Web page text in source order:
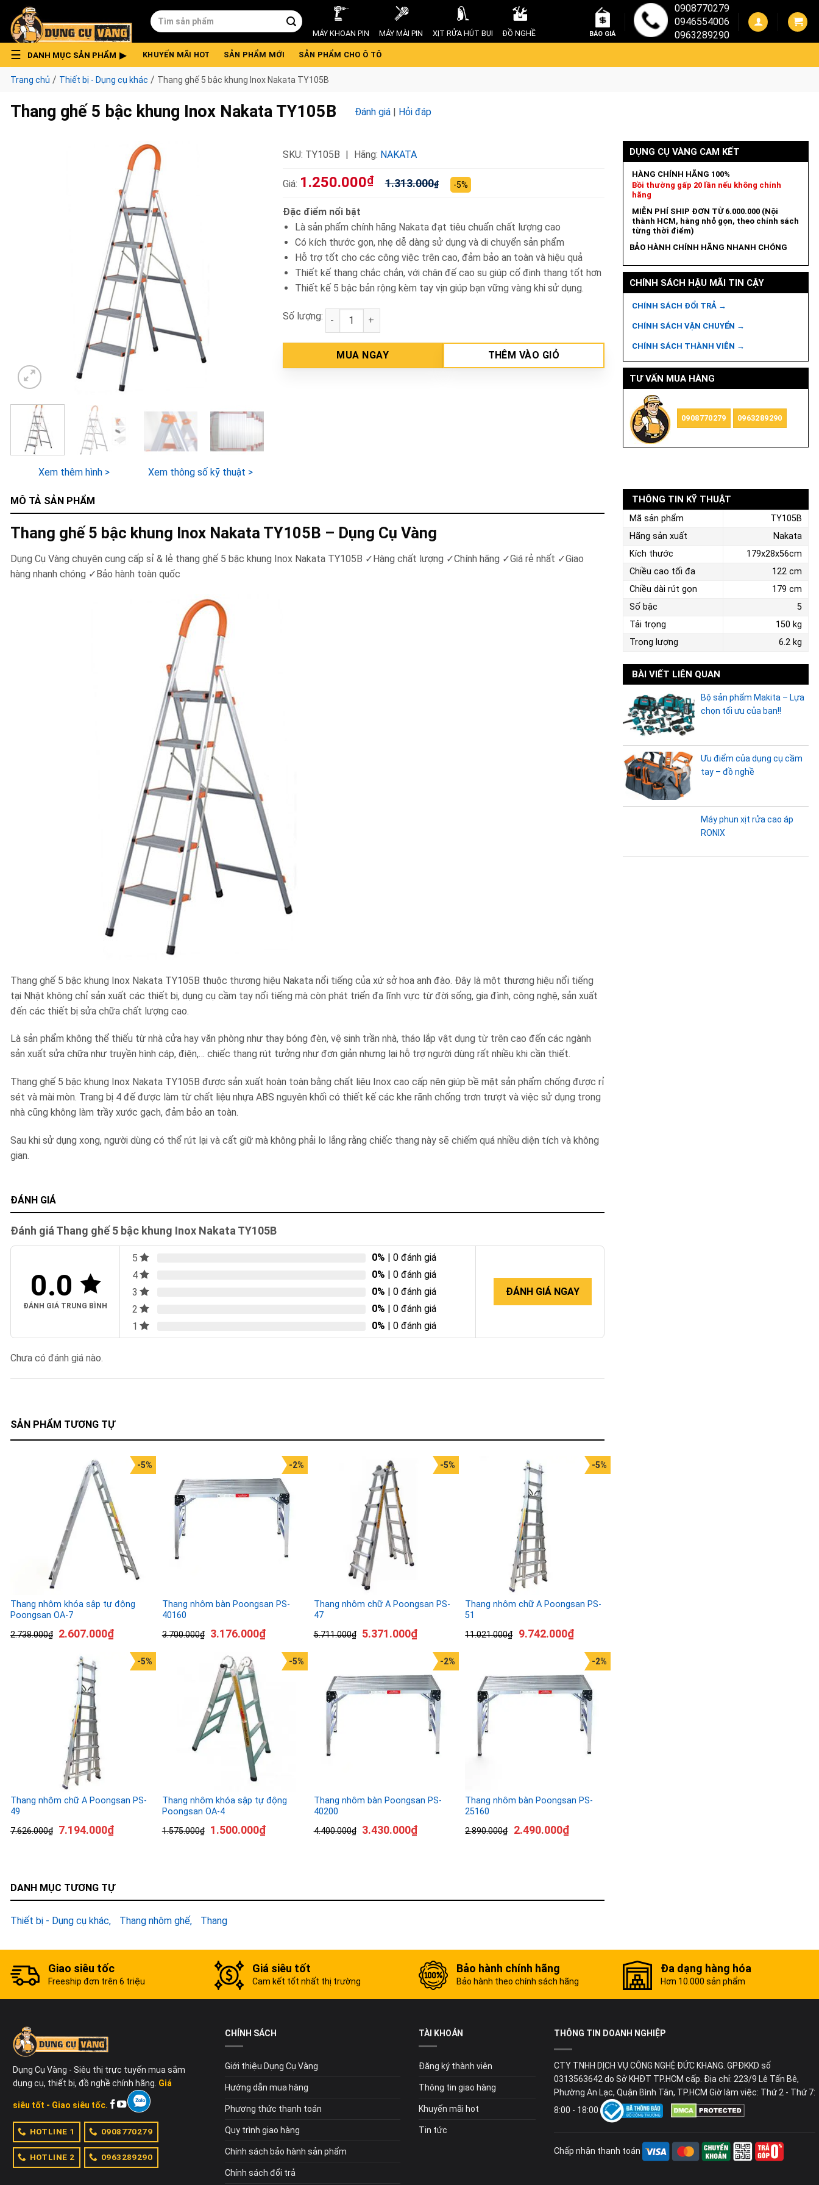
content
Tìm
kiếm:
MÁY KHOAN PIN MÁY MÀI PIN XỊT RỬA HÚT BỤI ĐỒ NGHỀ BÁO GIÁ
0908770279
0946554006
0963289290
DANH MỤC SẢN PHẨM KHUYẾN MÃI HOT SẢN PHẨM MỚI SẢN PHẨM CHO Ô TÔ
Trang chủ / Thiết bị - Dụng cụ khác / Thang ghế 5 bậc khung Inox Nakata TY105B
Thang ghế 5 bậc khung Inox Nakata TY105B Đánh giá | Hỏi đáp
Xem thêm hình > Xem thông số kỹ thuật >
SKU: TY105B Hãng: NAKATA
Giá: 1.250.000₫ 1.313.000₫ -5%
Đặc điểm nổi bật
Là sản phẩm chính hãng Nakata đạt tiêu chuẩn chất lượng cao
Có kích thước gọn, nhẹ dễ dàng sử dụng và di chuyển sản phẩm
Hỗ trợ tốt cho các công việc trên cao, đảm bảo an toàn và hiệu quả
Thiết kế thang chắc chắn, với chân đế cao su giúp cố định thang tốt hơn
Thiết kế 5 bậc bản rộng kèm tay vịn giúp bạn vững vàng khi sử dụng.
Số lượng: Thang ghế 5 bậc khung Inox Nakata TY105B số lượng
MUA NGAY THÊM VÀO GIỎ
DỤNG CỤ VÀNG CAM KẾT
HÀNG CHÍNH HÃNG 100%
Bồi thường gấp 20 lần nếu không chính
hãng
MIỄN PHÍ SHIP ĐƠN TỪ 6.000.000 (Nội
thành HCM, hàng nhỏ gọn, theo chính sách
từng thời điểm)
BẢO HÀNH CHÍNH HÃNG NHANH CHÓNG
CHÍNH SÁCH HẬU MÃI TIN CẬY
CHÍNH SÁCH ĐỔI TRẢ →
CHÍNH SÁCH VẬN CHUYỂN →
CHÍNH SÁCH THÀNH VIÊN →
TƯ VẤN MUA HÀNG
0908770279 0963289290
MÔ TẢ SẢN PHẨM
Thang ghế 5 bậc khung Inox Nakata TY105B – Dụng Cụ Vàng
Dụng Cụ Vàng chuyên cung cấp sỉ & lẻ thang ghế 5 bậc khung Inox Nakata TY105B ✓Hàng chất lượng ✓Chính hãng ✓Giá rẻ nhất ✓Giao
hàng nhanh chóng ✓Bảo hành toàn quốc
Thang ghế 5 bậc khung Inox Nakata TY105B thuộc thương hiệu Nakata nổi tiếng của xứ sở hoa anh đào. Đây là một thương hiệu nổi tiếng
tại Nhật không chỉ sản xuất các thiết bị, dụng cụ cầm tay nổi tiếng mà còn phát triển đa lĩnh vực từ đời sống, gia đình, công nghệ, sản xuất
đến các thiết bị sửa chữa chất lượng cao.
Là sản phẩm không thể thiếu từ nhà cửa hay văn phòng như thay bóng đèn, vệ sinh trần nhà, tháo lắp vật dụng từ trên cao đến các ngành
sản xuất sửa chữa như truyền hình cáp, điện,… chiếc thang rút tưởng như đơn giản nhưng lại hỗ trợ người dùng rất nhiều khi cần thiết.
Thang ghế 5 bậc khung Inox Nakata TY105B được sản xuất hoàn toàn bằng chất liệu Inox cao cấp nên giúp bề mặt sản phẩm chống được rỉ
sét và mài mòn. Trang bị 4 đế được làm từ chất liệu nhựa ABS nguyên khối có thiết kế các khe rãnh chống trơn trượt và việc sử dụng trong
nhà cũng không làm trầy xước gạch, đảm bảo an toàn.
Sau khi sử dụng xong, người dùng có thể rút lại và cất giữ mà không phải lo lắng rằng chiếc thang này sẽ chiếm quá nhiều diện tích và không
gian.
ĐÁNH GIÁ
Đánh giá Thang ghế 5 bậc khung Inox Nakata TY105B
0.0
ĐÁNH GIÁ TRUNG BÌNH
5 0% | 0 đánh giá
4
0% | 0 đánh giá
3
0% | 0 đánh giá
2
0% | 0 đánh giá
1
0% | 0 đánh giá
ĐÁNH GIÁ NGAY
Chưa có đánh giá nào.
SẢN PHẨM TƯƠNG TỰ
Thang nhôm khóa sập tự động
Poongsan OA-7
2.738.000₫
-5%
2.607.000₫
Thang nhôm bàn Poongsan PS-
40160
3.700.000₫
-2%
3.176.000₫
Thang nhôm chữ A Poongsan PS-
47
5.711.000₫
-5%
5.371.000₫
Thang nhôm chữ A Poongsan PS-
51
11.021.000₫
-5%
9.742.000₫
Thang nhôm chữ A Poongsan PS-
49
7.626.000₫
-5%
7.194.000₫
Thang nhôm khóa sập tự động
Poongsan OA-4
1.575.000₫
-5%
1.500.000₫
Thang nhôm bàn Poongsan PS-
40200
4.400.000₫
-2%
3.430.000₫
Thang nhôm bàn Poongsan PS-
25160
2.890.000₫
-2%
2.490.000₫
DANH MỤC TƯƠNG TỰ
Thiết bị - Dụng cụ khác Thang nhôm ghế Thang
THÔNG TIN KỸ THUẬT
Mã sản phẩm
TY105B
Hãng sản xuất
Nakata
Kích thước
179x28x56cm
Chiều cao tối đa
122 cm
Chiều dài rút gọn
179 cm
Số bậc
5
Tải trọng
150 kg
Trọng lượng
6.2 kg
BÀI VIẾT LIÊN QUAN
Bộ sản phẩm Makita – Lựa
chọn tối ưu của bạn!!
Ưu điểm của dụng cụ cầm
tay – đồ nghề
Máy phun xịt rửa cao áp
RONIX
Giao siêu tốc
Freeship đơn trên 6 triệu
Giá siêu tốt
Cam kết tốt nhất thị trường
Bảo hành chính hãng
Bảo hành theo chính sách hãng
Đa dạng hàng hóa
Hơn 10.000 sản phẩm
Dụng Cụ Vàng - Siêu thị trực tuyến mua sắm
dụng cụ, thiết bị, đồ nghề chính hãng. Giá
siêu tốt - Giao siêu tốc.
HOTLINE 1 0908770279
HOTLINE 2 0963289290
CHÍNH SÁCH
Giới thiệu Dụng Cụ Vàng
Hướng dẫn mua hàng
Phương thức thanh toán
Quy trình giao hàng
Chính sách bảo hành sản phẩm
Chính sách đổi trả
TÀI KHOẢN
Đăng ký thành viên
Thông tin giao hàng
Khuyến mãi hot
Tin tức
THÔNG TIN DOANH NGHIỆP
CTY TNHH DỊCH VỤ CÔNG NGHỆ ĐỨC KHANG. GPĐKKD số
0313563642 do Sở KHĐT TP.HCM cấp. Địa chỉ: 223/9 Lê Tấn Bê,
Phường An Lạc, Quận Bình Tân, TP.HCM Giờ làm việc: Thứ 2 - Thứ 7:
8:00 - 18:00
Chấp nhận thanh toán